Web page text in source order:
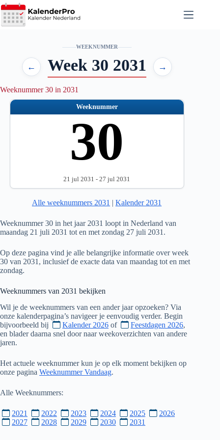
Ga
naar
de
WEEKNUMMER
← Week 30 2031 →
Weeknummer 30 in 2031
Weeknummer
30
21 jul 2031 - 27 jul 2031
Alle weeknummers 2031 |Kalender 2031
Weeknummer 30 in het jaar 2031 loopt in Nederland van
maandag 21 juli 2031 tot en met zondag 27 juli 2031.
Op deze pagina vind je alle belangrijke informatie over week
30 van 2031, inclusief de exacte data van maandag tot en met
zondag.
Weeknummers van 2031 bekijken
Wil je de weeknummers van een ander jaar opzoeken? Via
onze kalenderpagina’s navigeer je eenvoudig verder. Begin
bijvoorbeeld bij
Kalender 2026 of Feestdagen 2026,
en blader daarna snel door naar weekoverzichten van andere
jaren.
Het actuele weeknummer kun je op elk moment bekijken op
onze pagina Weeknummer Vandaag.
Alle Weeknummers:
2021 2022 2023 2024 2025
2026
2027
2028 2029 2030 2031